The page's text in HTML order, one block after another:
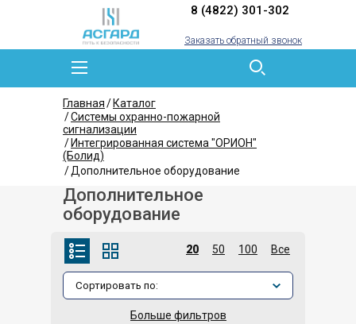
8 (4822) 301-302
Заказать обратный звонок
Главная
Каталог
Системы охранно-пожарной
сигнализации
Интегрированная система "ОРИОН"
(Болид)
Дополнительное оборудование
Дополнительное
оборудование
20 50 100 Все
Больше фильтров